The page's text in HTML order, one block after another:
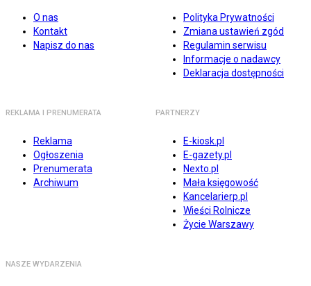
O nas
Kontakt
Napisz do nas
Polityka Prywatności
Zmiana ustawień zgód
Regulamin serwisu
Informacje o nadawcy
Deklaracja dostępności
REKLAMA I PRENUMERATA
Reklama
Ogłoszenia
Prenumerata
Archiwum
PARTNERZY
E-kiosk.pl
E-gazety.pl
Nexto.pl
Mała księgowość
Kancelarierp.pl
Wieści Rolnicze
Życie Warszawy
NASZE WYDARZENIA